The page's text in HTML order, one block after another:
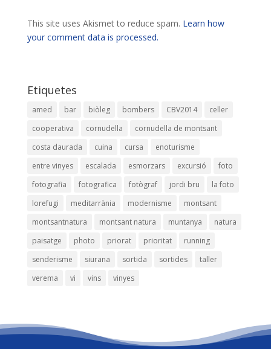
This site uses Akismet to reduce spam. Learn how
your comment data is processed.
Etiquetes
amed bar biòleg bombers CBV2014
celler
cooperativa
cornudella
cornudella de montsant
costa daurada
cuina cursa
enoturisme
entre vinyes
escalada esmorzars excursió
foto
fotografia
fotografica fotògraf jordi bru
la foto
lorefugi
meditarrània modernisme
montsant
montsantnatura
montsant natura muntanya
natura
paisatge
photo priorat prioritat
running
senderisme
siurana sortida sortides
taller
verema
vi vins vinyes